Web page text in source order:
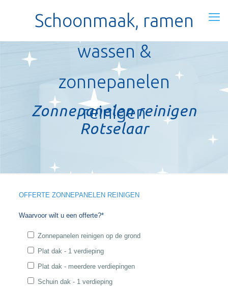
Schoonmaak, ramen
wassen &
zonnepanelen
reinigen
Zonnepanelen reinigen
Rotselaar
OFFERTE ZONNEPANELEN REINIGEN
Waarvoor wilt u een offerte?*
Zonnepanelen reinigen op de grond
Plat dak - 1 verdieping
Plat dak - meerdere verdiepingen
Schuin dak - 1 verdieping